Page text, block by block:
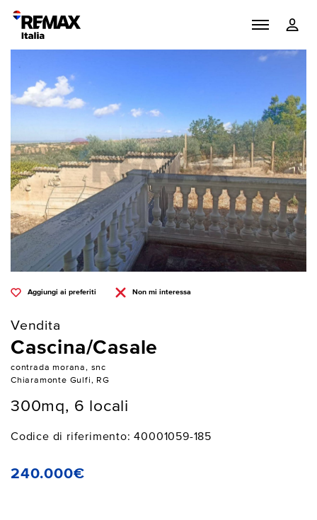
Aggiungi ai preferiti Non mi interessa
Vendita
Cascina/Casale
contrada morana, snc
Chiaramonte Gulfi, RG
300mq, 6 locali
Codice di riferimento: 40001059-185
240.000€